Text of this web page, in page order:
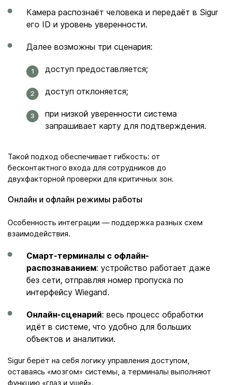
Камера распознаёт человека и передаёт в Sigur
его ID и уровень уверенности.
Далее возможны три сценария:
доступ предоставляется;
доступ отклоняется;
при низкой уверенности система
запрашивает карту для подтверждения.
Такой подход обеспечивает гибкость: от
бесконтактного входа для сотрудников до
двухфакторной проверки для критичных зон.
Онлайн и офлайн режимы работы
Особенность интеграции — поддержка разных схем
взаимодействия.
Смарт-терминалы с офлайн-
распознаванием: устройство работает даже
без сети, отправляя номер пропуска по
интерфейсу Wiegand.
Онлайн-сценарий: весь процесс обработки
идёт в системе, что удобно для больших
объектов и аналитики.
Sigur берёт на себя логику управления доступом,
оставаясь «мозгом» системы, а терминалы выполняют
функцию «глаз и ушей».